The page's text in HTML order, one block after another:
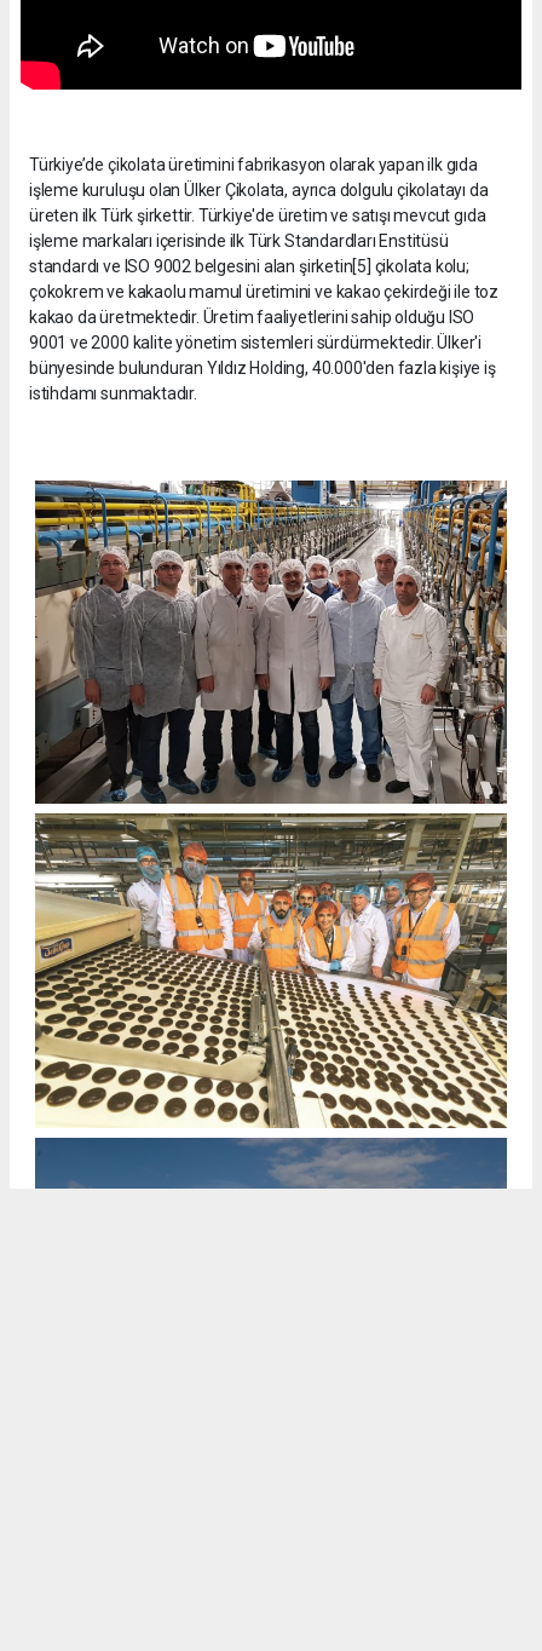
Türkiye’de çikolata üretimini fabrikasyon olarak yapan ilk gıda
işleme kuruluşu olan Ülker Çikolata, ayrıca dolgulu çikolatayı da
üreten ilk Türk şirkettir. Türkiye'de üretim ve satışı mevcut gıda
işleme markaları içerisinde ilk Türk Standardları Enstitüsü
standardı ve ISO 9002 belgesini alan şirketin[5] çikolata kolu;
çokokrem ve kakaolu mamul üretimini ve kakao çekirdeği ile toz
kakao da üretmektedir. Üretim faaliyetlerini sahip olduğu ISO
9001 ve 2000 kalite yönetim sistemleri sürdürmektedir. Ülker'i
bünyesinde bulunduran Yıldız Holding, 40.000'den fazla kişiye iş
istihdamı sunmaktadır.